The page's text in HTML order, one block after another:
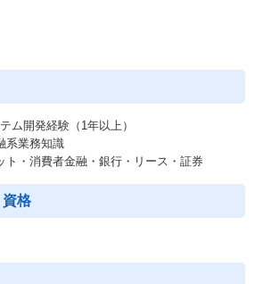
ム開発経験（1年以上）
系業務知識
ト・消費者金融・銀行・リース・証券
資格